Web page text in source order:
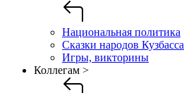
Национальная политика
Сказки народов Кузбасса
Игры, викторины
Коллегам >